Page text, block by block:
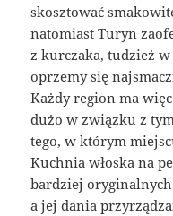
skosztować
natomiast Turyn
z kurczaka, tudzież w
oprzemy się
Każdy region ma
dużo w związku z
tego, w którym
Kuchnia włoska na
bardziej
a jej dania